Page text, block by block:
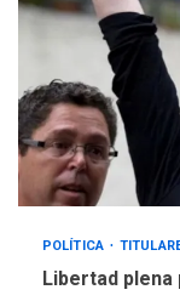
POLÍTICA
Libertad